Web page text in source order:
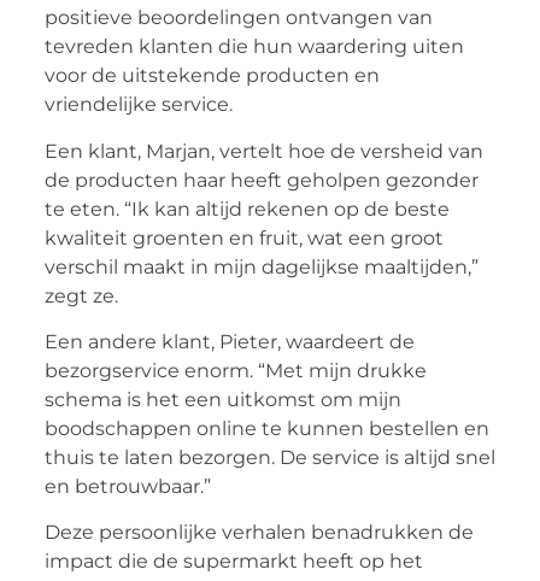
positieve beoordelingen ontvangen van
tevreden klanten die hun waardering uiten
voor de uitstekende producten en
vriendelijke service.
Een klant, Marjan, vertelt hoe de versheid van
de producten haar heeft geholpen gezonder
te eten. “Ik kan altijd rekenen op de beste
kwaliteit groenten en fruit, wat een groot
verschil maakt in mijn dagelijkse maaltijden,”
zegt ze.
Een andere klant, Pieter, waardeert de
bezorgservice enorm. “Met mijn drukke
schema is het een uitkomst om mijn
boodschappen online te kunnen bestellen en
thuis te laten bezorgen. De service is altijd snel
en betrouwbaar.”
Deze persoonlijke verhalen benadrukken de
impact die de supermarkt heeft op het